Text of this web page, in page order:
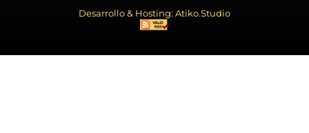
Desarrollo & Hosting: Atiko.Studio